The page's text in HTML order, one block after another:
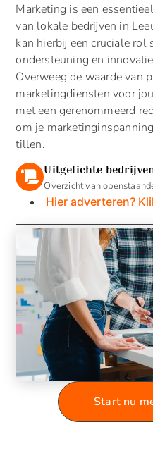
Marketing is een
van lokale bedrijven in
kan hierbij een cruciale
ondersteuning en
Overweeg de waarde van
marketingdiensten voor
met een gerenommeerd
om je
tillen.
Uitgelichte
Overzicht van
Hier adverteren?
Start nu